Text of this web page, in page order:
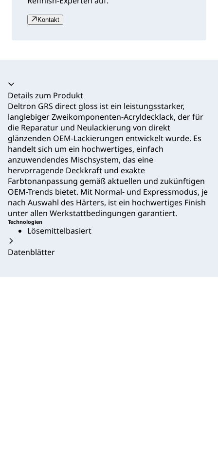
Kontakt
Akkordeon zusammengeklappt
Details zum Produkt
Deltron GRS direct gloss ist ein leistungsstarker,
langlebiger Zweikomponenten-Acryldecklack, der für
die Reparatur und Neulackierung von direkt
glänzenden OEM-Lackierungen entwickelt wurde. Es
handelt sich um ein hochwertiges, einfach
anzuwendendes Mischsystem, das eine
hervorragende Deckkraft und exakte
Farbtonanpassung gemäß aktuellen und zukünftigen
OEM-Trends bietet. Mit Normal- und Expressmodus, je
nach Auswahl des Härters, ist ein hochwertiges Finish
unter allen Werkstattbedingungen garantiert.
Technologien
Lösemittelbasiert
Datenblätter